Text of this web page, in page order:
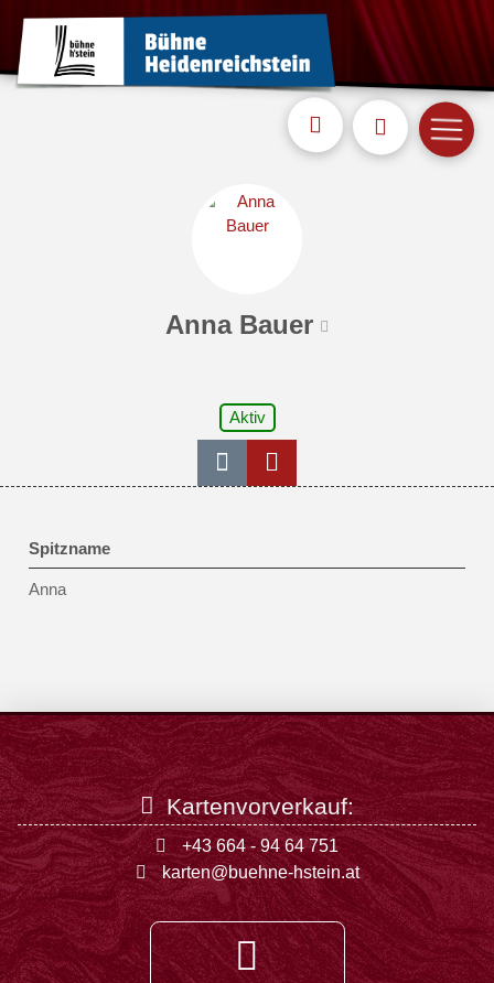
Anna Bauer
Aktiv
Spitzname
Anna
Kartenvorverkauf:
+43 664 - 94 64 751
karten@buehne-hstein.at